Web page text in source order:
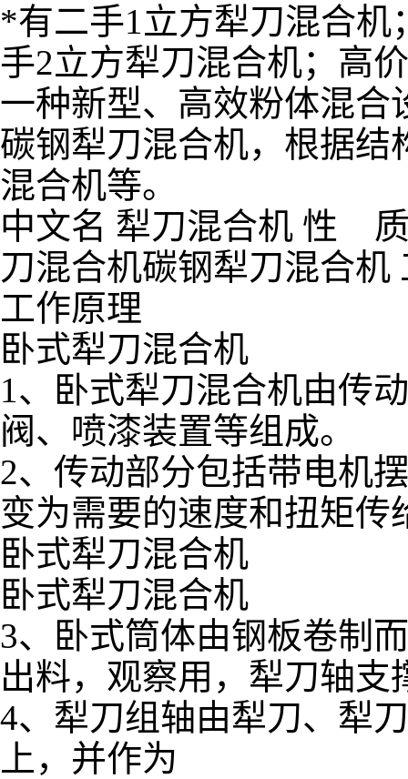
*有二手1立方犁刀混合机
手2立方犁刀混合机；高
一种新型、高效粉体混合
碳钢犁刀混合机，根据结
混合机等。
中文名 犁刀混合机 性
刀混合机碳钢犁刀混合机
工作原理
卧式犁刀混合机
1、卧式犁刀混合机由传
阀、喷漆装置等组成。
2、传动部分包括带电机
变为需要的速度和扭矩传
卧式犁刀混合机
卧式犁刀混合机
3、卧式筒体由钢板卷制
出料，观察用，犁刀轴
4、犁刀组轴由犁刀、犁
上，并作为